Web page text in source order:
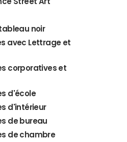
noir
avec Lettrage et
corporatives et
d'école
d'intérieur
de bureau
de chambre